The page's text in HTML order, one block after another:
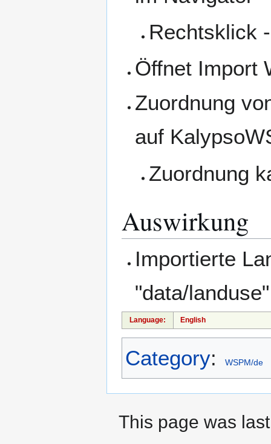
Rechtsklick
Öffnet Import
Zuordnung
auf
Zuordnung
Auswirkung
Importierte
"data/
Language: English
Category: WSPM/de
This page was